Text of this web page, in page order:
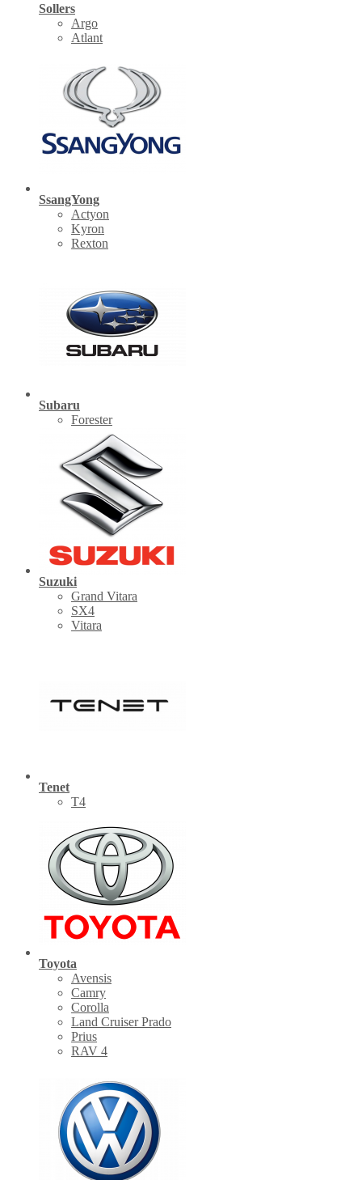
Sollers
Argo
Atlant
SsangYong
Actyon
Kyron
Rexton
Subaru
Forester
Suzuki
Grand Vitara
SX4
Vitara
Tenet
Т4
Toyota
Avensis
Camry
Corolla
Land Cruiser Prado
Prius
RAV 4